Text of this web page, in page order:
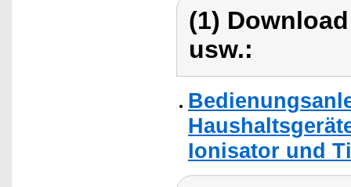
(1)
usw.:
Ionisator und